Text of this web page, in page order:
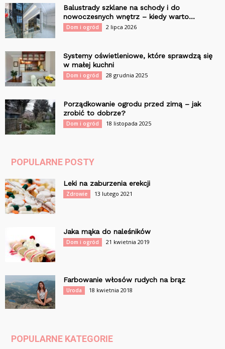
Balustrady szklane na schody i do
nowoczesnych wnętrz – kiedy warto...
Dom i ogród 2 lipca 2026
Systemy oświetleniowe, które sprawdzą się
w małej kuchni
Dom i ogród 28 grudnia 2025
Porządkowanie ogrodu przed zimą – jak
zrobić to dobrze?
Dom i ogród 18 listopada 2025
POPULARNE POSTY
Leki na zaburzenia erekcji
Zdrowie 13 lutego 2021
Jaka mąka do naleśników
Dom i ogród 21 kwietnia 2019
Farbowanie włosów rudych na brąz
Uroda 18 kwietnia 2018
POPULARNE KATEGORIE